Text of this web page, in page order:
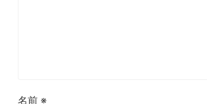
名前 ※